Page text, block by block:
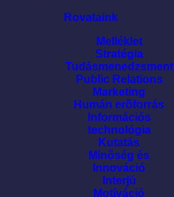
Rovataink
Melléklet
Stratégia
Tudásmenedzsment
Public Relations
Marketing
Humán erõforrás
Információs
technológia
Kutatás
Minõség és
Innováció
Interjú
Motíváció